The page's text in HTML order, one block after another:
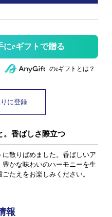
にeギフトで贈る
のeギフトとは？
に登録
。香ばしさ際立つ
散りばめました。香ばしいア
かな味わいのハーモニーを生
たえをお楽しみください。
報